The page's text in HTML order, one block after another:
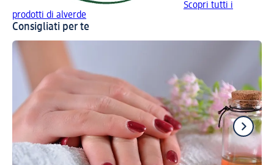
Scopri tutti i
prodotti di alverde
Consigliati per te